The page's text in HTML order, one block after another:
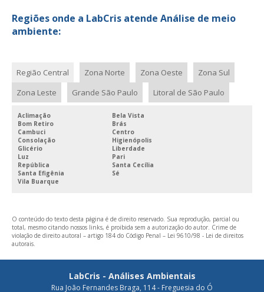
Regiões onde a LabCris atende Análise de meio
ambiente:
Região Central Zona Norte Zona Oeste
Zona Sul
Zona Leste
Grande São Paulo Litoral de São Paulo
Aclimação
Bela Vista
Bom Retiro
Brás
Cambuci
Centro
Consolação
Higienópolis
Glicério
Liberdade
Luz
Pari
República
Santa Cecília
Santa Efigênia
Sé
Vila Buarque
O conteúdo do texto desta página é de direito reservado. Sua reprodução, parcial ou
total, mesmo citando nossos links, é proibida sem a autorização do autor. Crime de
violação de direito autoral – artigo 184 do Código Penal – Lei 9610/98 - Lei de direitos
autorais.
LabCris - Análises Ambientais
Rua João Fernandes Braga, 114 - Freguesia do Ó